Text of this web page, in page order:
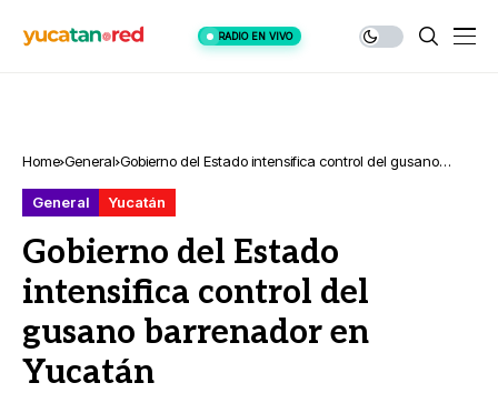
RADIO EN VIVO
Home General Gobierno del Estado intensifica control del gusano
General
Yucatán
Gobierno del Estado
intensifica control del
gusano barrenador en
Yucatán